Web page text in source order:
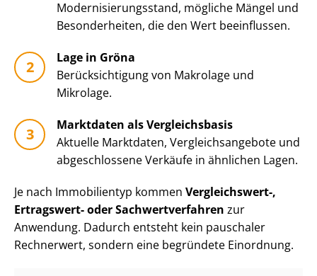
Mo­der­ni­sie­rungs­stand, mögliche Mängel und
Besonderheiten, die den Wert beeinflussen.
Lage in Gröna
Be­rück­sich­ti­gung von Makrolage und
Mikrolage.
Marktdaten als Vergleichsbasis
Aktuelle Marktdaten, Ver­gleichs­an­ge­bo­te und
abgeschlossene Verkäufe in ähnlichen Lagen.
Je nach Immobilientyp kommen Vergleichswert-,
Ertragswert- oder Sach­wert­ver­fah­ren zur
Anwendung. Dadurch entsteht kein pauschaler
Rechnerwert, sondern eine begründete Einordnung.